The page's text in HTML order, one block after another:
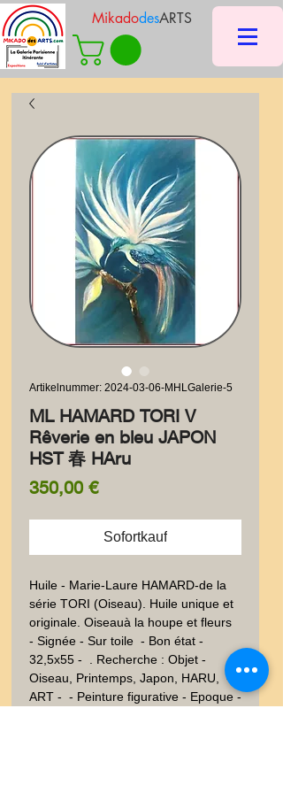
MikadodesARTS
Artikelnummer: 2024-03-06-MHLGalerie-5
ML HAMARD TORI V
Rêverie en bleu JAPON
HST 春 HAru
350,00 €Preis
Sofortkauf
Huile - Marie-Laure HAMARD-de la
série TORI (Oiseau). Huile unique et
originale. Oiseauà la houpe et fleurs
- Signée - Sur toile  - Bon état -
32,5x55 -  . Recherche : Objet -
Oiseau, Printemps, Japon, HARU,  -
ART -  - Peinture figurative - Epoque -